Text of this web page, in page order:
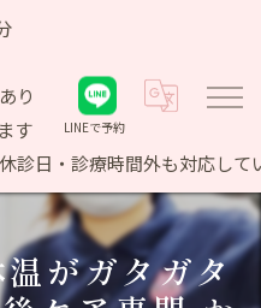
り
す
診日・診療時間外も対応して
LINEで予約
温がガタガタ